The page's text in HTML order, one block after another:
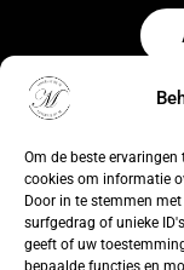
Om de beste
cookies om informatie
Door in te stemmen
surfgedrag of unieke
geeft of uw
bepaalde functies en
© 2026 by